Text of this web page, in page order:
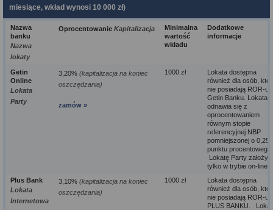
miesiące, wkład wynosi 10 000 zł)
Nazwa
banku
Nazwa
lokaty
Oprocentowanie Kapitalizacja
Minimalna
wartość
wkładu
Dodatkowe
informacje
Getin
Online
Lokata
Party
3,20% (kapitalizacja na koniec
oszczędzania)
zamów »
1000 zł
Lokata dostępna
również dla osób,
nie posiadają ROR-u
Getin Banku. Lokata
odnawia się z
oprocentowaniem
równym stopie
referencyjnej NBP
pomniejszonej o 0,25
punktu
Lokatę Party założyć
tylko w trybie on-line.
Plus Bank
Lokata
Internetowa
3,10% (kapitalizacja na koniec
oszczędzania)
1000 zł
Lokata dostępna
również dla osób,
nie posiadają ROR-u
PLUS BANKU.